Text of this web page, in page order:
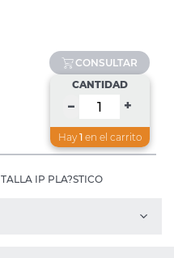
CONSULTAR
CANTIDAD
– +
Hay 1en el carrito
IP PLA?STICO